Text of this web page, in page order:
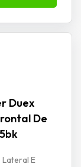
Duex
De
E